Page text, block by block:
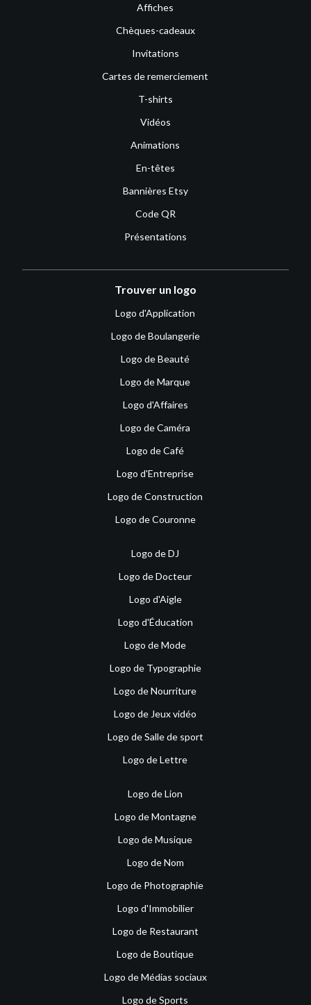
Affiches
Chèques-cadeaux
Invitations
Cartes de remerciement
T-shirts
Vidéos
Animations
En-têtes
Bannières Etsy
Code QR
Présentations
Trouver un logo
Logo d'Application
Logo de Boulangerie
Logo de Beauté
Logo de Marque
Logo d'Affaires
Logo de Caméra
Logo de Café
Logo d'Entreprise
Logo de Construction
Logo de Couronne
Logo de DJ
Logo de Docteur
Logo d'Aigle
Logo d'Éducation
Logo de Mode
Logo de Typographie
Logo de Nourriture
Logo de Jeux vidéo
Logo de Salle de sport
Logo de Lettre
Logo de Lion
Logo de Montagne
Logo de Musique
Logo de Nom
Logo de Photographie
Logo d'Immobilier
Logo de Restaurant
Logo de Boutique
Logo de Médias sociaux
Logo de Sports